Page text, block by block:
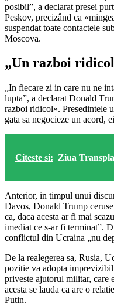
posibil”, a declarat presei
Peskov, precizând ca
suspendat toate contactele
Moscova.
„Un razboi
„In fiecare zi in care nu ne
lupta”, a declarat Donald
razboi ridicol». Presedintele
gata sa negocieze un acord,
Citeste si: Ziua
Anterior, in timpul unui
Davos, Donald Trump
ca, daca acesta ar fi mai
imediat ce s-ar fi terminat”.
conflictul din Ucraina „nu
De la realegerea sa, Rusia,
pozitie va adopta
priveste ajutorul militar, care
acesta se lauda ca are o
Putin.